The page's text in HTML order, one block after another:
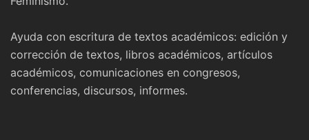
Ayuda con escritura de textos académicos: edición y
corrección de textos, libros académicos, artículos
académicos, comunicaciones en congresos,
conferencias, discursos, informes.